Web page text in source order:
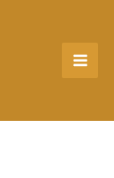
Main